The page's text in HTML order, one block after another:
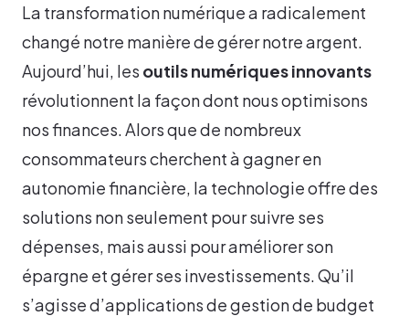
La transformation numérique a radicalement
changé notre manière de gérer notre argent.
Aujourd’hui, les outils numériques innovants
révolutionnent la façon dont nous optimisons
nos finances. Alors que de nombreux
consommateurs cherchent à gagner en
autonomie financière, la technologie offre des
solutions non seulement pour suivre ses
dépenses, mais aussi pour améliorer son
épargne et gérer ses investissements. Qu’il
s’agisse d’applications de gestion de budget